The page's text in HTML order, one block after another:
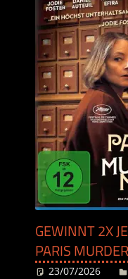
GEWINNT 2X
PARIS
23/07/2026